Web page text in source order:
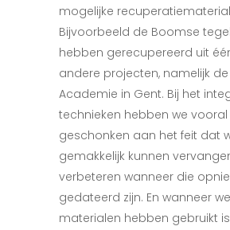
mogelijke
Bijvoorbeeld de Boomse
hebben gerecupereerd uit
andere projecten, namelijk
Academie in Gent. Bij het
technieken hebben we
geschonken aan het feit dat
gemakkelijk kunnen
verbeteren wanneer die
gedateerd zijn. En wanneer
materialen hebben gebruikt